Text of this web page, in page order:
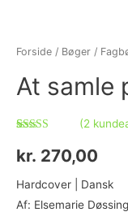
Forside / Bøger /
At samle
som
4.50
ud af 5
kundebedømmelser
(2
kr. 270,00
Hardcover | Dansk
Af: Elsemarie Døssing